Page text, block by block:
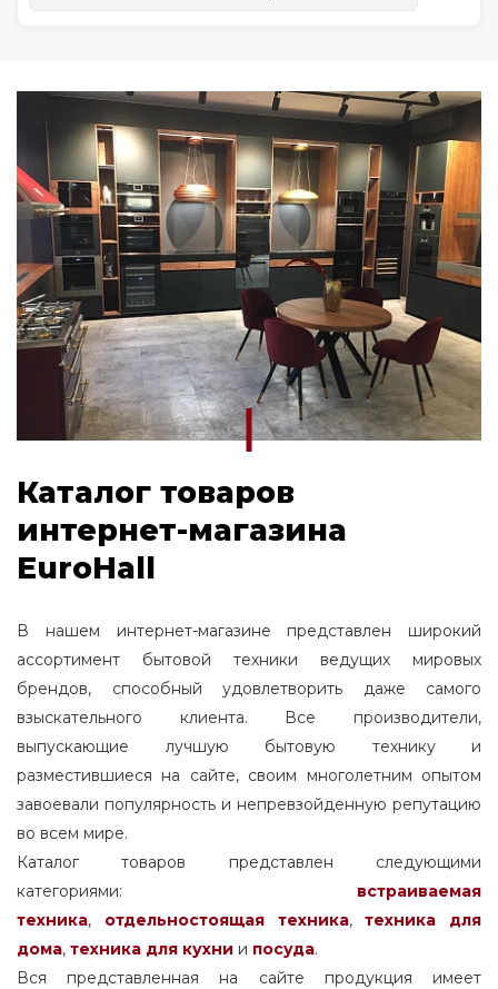
Каталог товаров
интернет-магазина
EuroHall
В нашем интернет-магазине представлен широкий
ассортимент бытовой техники ведущих мировых
брендов, способный удовлетворить даже самого
взыскательного клиента. Все производители,
выпускающие лучшую бытовую технику и
разместившиеся на сайте, своим многолетним опытом
завоевали популярность и непревзойденную репутацию
во всем мире.
Каталог товаров представлен следующими
категориями: встраиваемая
техника, отдельностоящаятехника,
техника для
дома, техника для кухни и посуда.
Вся представленная на сайте продукция имеет